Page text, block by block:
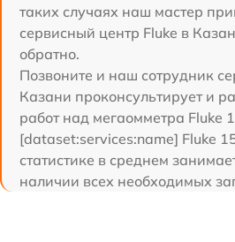
таких случаях наш мастер
сервисный центр Fluke в
обратно.
Позвоните и наш сотрудник
Казани проконсультирует и
работ над мегаомметра Fluke
[dataset:services:name] Fluke
статистике в среднем
наличии всех необходимых